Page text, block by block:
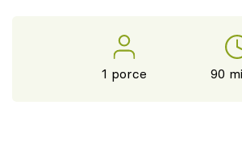
1 porce 90